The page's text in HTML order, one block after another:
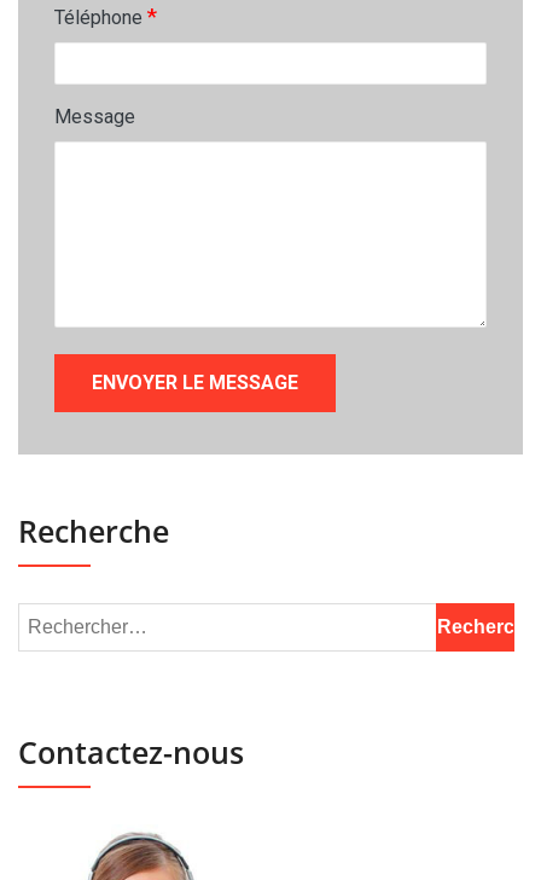
Téléphone *
Message
Recherche
Contactez-nous